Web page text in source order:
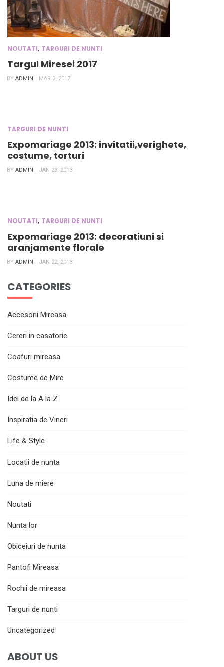
NOUTATI, TARGURI DE NUNTI
Targul Miresei 2017
BY ADMIN MAR 3, 2017
TARGURI DE NUNTI
Expomariage 2013: invitatii,verighete,
costume, torturi
BY ADMIN JAN 23, 2013
NOUTATI, TARGURI DE NUNTI
Expomariage 2013: decoratiuni si
aranjamente florale
BY ADMIN JAN 22, 2013
CATEGORIES
Accesorii Mireasa
Cereri in casatorie
Coafuri mireasa
Costume de Mire
Idei de la A la Z
Inspiratia de Vineri
Life & Style
Locatii de nunta
Luna de miere
Noutati
Nunta lor
Obiceiuri de nunta
Pantofi Mireasa
Rochii de mireasa
Targuri de nunti
Uncategorized
ABOUT US